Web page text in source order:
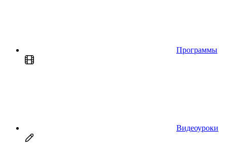
Программы
Видеоуроки